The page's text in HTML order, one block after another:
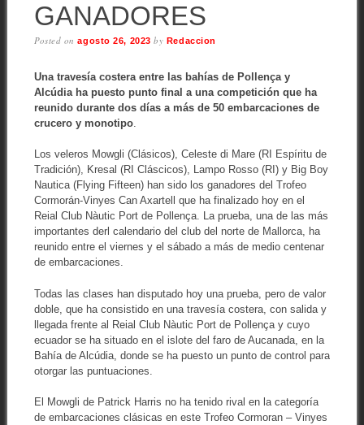
GANADORES
Posted onagosto 26, 2023 by Redaccion
Una travesía costera entre las bahías de Pollença y
Alcúdia ha puesto punto final a una competición que ha
reunido durante dos días a más de 50 embarcaciones de
crucero y monotipo.
Los veleros Mowgli (Clásicos), Celeste di Mare (RI Espíritu de
Tradición), Kresal (RI Cláscicos), Lampo Rosso (RI) y Big Boy
Nautica (Flying Fifteen) han sido los ganadores del Trofeo
Cormorán-Vinyes Can Axartell que ha finalizado hoy en el
Reial Club Nàutic Port de Pollença. La prueba, una de las más
importantes derl calendario del club del norte de Mallorca, ha
reunido entre el viernes y el sábado a más de medio centenar
de embarcaciones.
Todas las clases han disputado hoy una prueba, pero de valor
doble, que ha consistido en una travesía costera, con salida y
llegada frente al Reial Club Nàutic Port de Pollença y cuyo
ecuador se ha situado en el islote del faro de Aucanada, en la
Bahía de Alcúdia, donde se ha puesto un punto de control para
otorgar las puntuaciones.
El Mowgli de Patrick Harris no ha tenido rival en la categoría
de embarcaciones clásicas en este Trofeo Cormoran – Vinyes